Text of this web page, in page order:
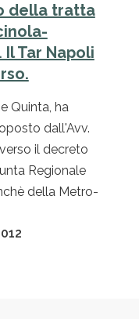
della tratta
Tar Napoli
Quinta, ha
dall'Avv.
il decreto
Regionale
della Metro-